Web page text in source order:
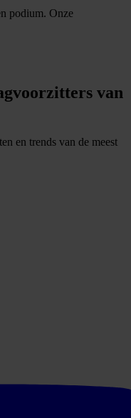
podium. Onze
van
en trends van de meest